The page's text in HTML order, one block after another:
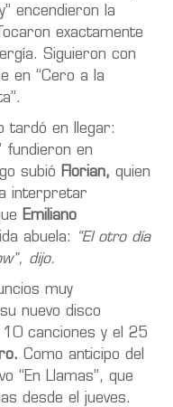
encendieron la
exactamente
Siguieron con
en “Cero a la
tardó en llegar:
fundieron en
subió Florian, quien
interpretar
Emiliano
abuela:
“El otro día
dijo.
muy
nuevo disco
canciones y el 25
Como anticipo del
“En Llamas”, que
desde el jueves.